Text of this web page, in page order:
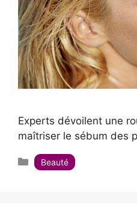
Experts dévoilent une
maîtriser le sébum des
Catégories
Beauté